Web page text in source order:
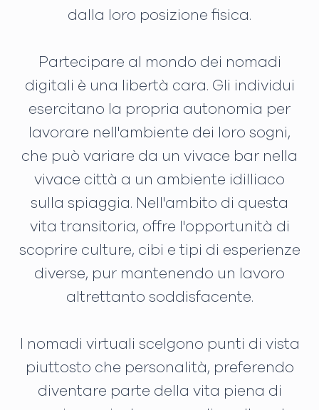
dalla loro posizione fisica.
Partecipare al mondo dei nomadi
digitali è una libertà cara. Gli individui
esercitano la propria autonomia per
lavorare nell'ambiente dei loro sogni,
che può variare da un vivace bar nella
vivace città a un ambiente idilliaco
sulla spiaggia. Nell'ambito di questa
vita transitoria, offre l'opportunità di
scoprire culture, cibi e tipi di esperienze
diverse, pur mantenendo un lavoro
altrettanto soddisfacente.
I nomadi virtuali scelgono punti di vista
piuttosto che personalità, preferendo
diventare parte della vita piena di